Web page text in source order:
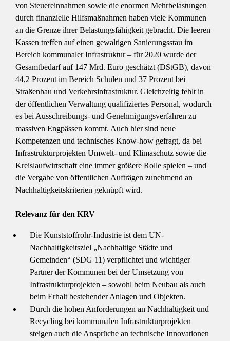
von Steuereinnahmen sowie die enormen Mehrbelastungen
durch finanzielle Hilfsmaßnahmen haben viele Kommunen
an die Grenze ihrer Belastungsfähigkeit gebracht. Die leeren
Kassen treffen auf einen gewaltigen Sanierungsstau im
Bereich kommunaler Infrastruktur – für 2020 wurde der
Gesamtbedarf auf 147 Mrd. Euro geschätzt (DStGB), davon
44,2 Prozent im Bereich Schulen und 37 Prozent bei
Straßenbau und Verkehrsinfrastruktur. Gleichzeitig fehlt in
der öffentlichen Verwaltung qualifiziertes Personal, wodurch
es bei Ausschreibungs- und Genehmigungsverfahren zu
massiven Engpässen kommt. Auch hier sind neue
Kompetenzen und technisches Know-how gefragt, da bei
Infrastrukturprojekten Umwelt- und Klimaschutz sowie die
Kreislaufwirtschaft eine immer größere Rolle spielen – und
die Vergabe von öffentlichen Aufträgen zunehmend an
Nachhaltigkeitskriterien geknüpft wird.
Relevanz für den KRV
Die Kunststoffrohr-Industrie ist dem UN-
Nachhaltigkeitsziel „Nachhaltige Städte und
Gemeinden“ (SDG 11) verpflichtet und wichtiger
Partner der Kommunen bei der Umsetzung von
Infrastrukturprojekten – sowohl beim Neubau als auch
beim Erhalt bestehender Anlagen und Objekten.
Durch die hohen Anforderungen an Nachhaltigkeit und
Recycling bei kommunalen Infrastrukturprojekten
steigen auch die Ansprüche an technische Innovationen